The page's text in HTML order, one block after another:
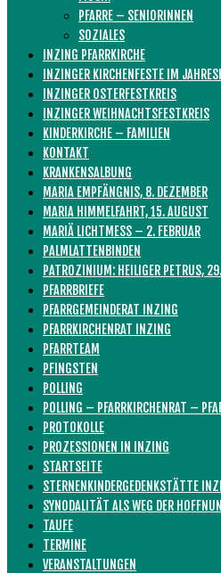
PFARRE – SENIORINNEN
SOZIALES
INZING PFARRKIRCHE
INZINGER KIRCHENFESTE IM
INZINGER OSTERFESTKREIS
INZINGER WEIHNACHTSFESTKREIS
KINDERKIRCHE – FAMILIEN
KONTAKT
KRANKENSALBUNG
MARIA EMPFÄNGNIS, 8. DEZEMBER
MARIA HIMMELFAHRT, 15. AUGUST
MARIÄ LICHTMESS – 2. FEBRUAR
PALMLATTENBINDEN
PATROZINIUM: HEILIGER PETRUS, 29.
PFARRBRIEFE
PFARRGEMEINDERAT INZING
PFARRKIRCHENRAT INZING
PFARRTEAM
PFINGSTEN
POLLING
POLLING – PFARRKIRCHENRAT –
PROTOKOLLE
PROZESSIONEN IN INZING
STARTSEITE
STERNENKINDERGEDENKSTÄTTE
SYNODALITÄT ALS WEG DER
TAUFE
TERMINE
VERANSTALTUNGEN